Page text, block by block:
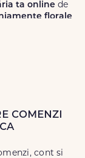
ta online de
florale
, pentru ca tu
ai nevoie.
comenzi
cont si